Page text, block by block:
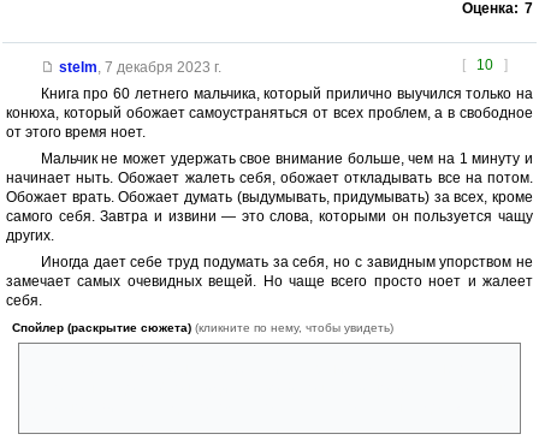
Оценка: 7
[ 10 ]
stelm 7 декабря 2023 г.
Книга про 60 летнего мальчика, который прилично выучился только на
конюха, который обожает самоустраняться от всех проблем, а в свободное
от этого время ноет.
Мальчик не может удержать свое внимание больше, чем на 1 минуту и
начинает ныть. Обожает жалеть себя, обожает откладывать все на потом.
Обожает врать. Обожает думать (выдумывать, придумывать) за всех, кроме
самого себя. Завтра и извини — это слова, которыми он пользуется чащу
других.
Иногда дает себе труд подумать за себя, но с завидным упорством не
замечает самых очевидных вещей. Но чаще всего просто ноет и жалеет
себя.
Спойлер (раскрытие сюжета) (кликните по нему, чтобы увидеть)